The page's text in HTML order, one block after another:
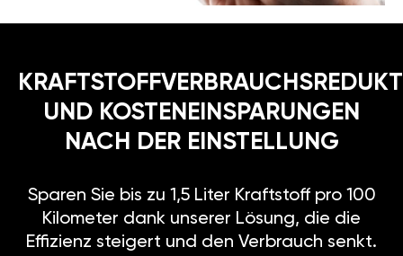
UND KOSTENEINSPARUNGEN
NACH DER EINSTELLUNG
Sparen Sie bis zu 1,5 Liter Kraftstoff pro 100
Kilometer dank unserer Lösung, die die
Effizienz steigert und den Verbrauch senkt.